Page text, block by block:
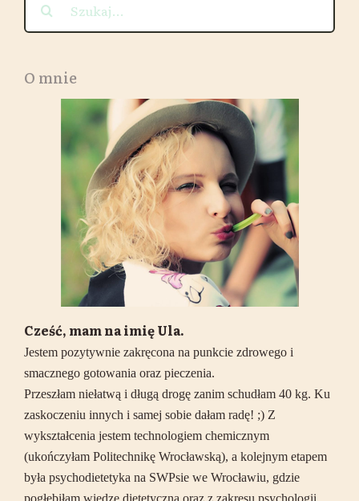
O mnie
Cześć, mam na imię Ula.
Jestem pozytywnie zakręcona na punkcie zdrowego i
smacznego gotowania oraz pieczenia.
Przeszłam niełatwą i długą drogę zanim schudłam 40 kg. Ku
zaskoczeniu innych i samej sobie dałam radę! ;) Z
wykształcenia jestem technologiem chemicznym
(ukończyłam Politechnikę Wrocławską), a kolejnym etapem
była psychodietetyka na SWPsie we Wrocławiu, gdzie